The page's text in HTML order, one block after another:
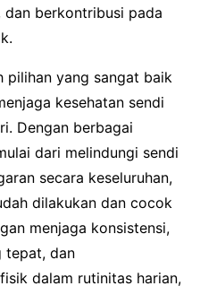
dan berkontribusi pada
pilihan yang sangat baik
kesehatan sendi
Dengan berbagai
dari melindungi sendi
secara keseluruhan,
dilakukan dan cocok
menjaga konsistensi,
tepat, dan
dalam rutinitas harian,